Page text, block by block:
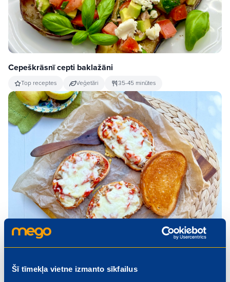
Šī tīmekļa vietne izmanto sīkfailus
Cepeškrāsnī cepti baklažāni
Top receptes Veģetāri 35-45 minūtes
Brokastu tunča karstmaizes